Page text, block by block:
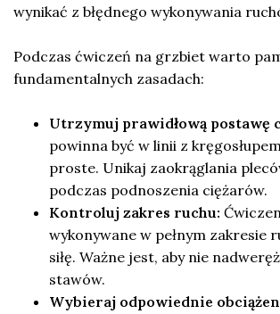
wynikać z błędnego wykonywania
Podczas ćwiczeń na grzbiet warto
fundamentalnych zasadach:
Utrzymuj prawidłową postawę
powinna być w linii z
proste. Unikaj zaokrąglania
podczas podnoszenia ciężarów.
Kontroluj zakres ruchu:
wykonywane w pełnym zakresie
siłę. Ważne jest, aby nie
stawów.
Wybieraj odpowiednie